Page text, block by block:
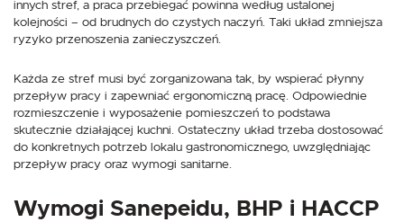
innych stref, a praca przebiegać powinna według ustalonej
kolejności – od brudnych do czystych naczyń. Taki układ zmniejsza
ryzyko przenoszenia zanieczyszczeń.
Każda ze stref musi być zorganizowana tak, by wspierać płynny
przepływ pracy i zapewniać ergonomiczną pracę. Odpowiednie
rozmieszczenie i wyposażenie pomieszczeń to podstawa
skutecznie działającej kuchni. Ostateczny układ trzeba dostosować
do konkretnych potrzeb lokalu gastronomicznego, uwzględniając
przepływ pracy oraz wymogi sanitarne.
Wymogi Sanepeidu, BHP i HACCP